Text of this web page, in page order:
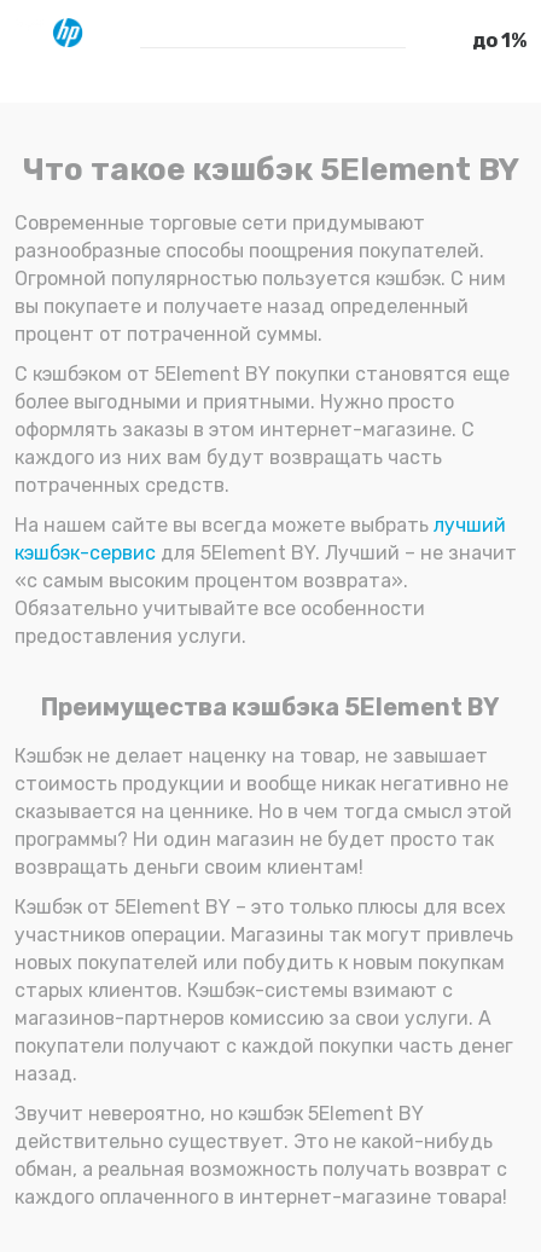
до 1%
Что такое кэшбэк 5Element BY
Современные торговые сети придумывают
разнообразные способы поощрения покупателей.
Огромной популярностью пользуется кэшбэк. С ним
вы покупаете и получаете назад определенный
процент от потраченной суммы.
С кэшбэком от 5Element BY покупки становятся еще
более выгодными и приятными. Нужно просто
оформлять заказы в этом интернет-магазине. С
каждого из них вам будут возвращать часть
потраченных средств.
На нашем сайте вы всегда можете выбрать лучший
кэшбэк-сервис для 5Element BY. Лучший – не значит
«с самым высоким процентом возврата».
Обязательно учитывайте все особенности
предоставления услуги.
Преимущества кэшбэка 5Element BY
Кэшбэк не делает наценку на товар, не завышает
стоимость продукции и вообще никак негативно не
сказывается на ценнике. Но в чем тогда смысл этой
программы? Ни один магазин не будет просто так
возвращать деньги своим клиентам!
Кэшбэк от 5Element BY – это только плюсы для всех
участников операции. Магазины так могут привлечь
новых покупателей или побудить к новым покупкам
старых клиентов. Кэшбэк-системы взимают с
магазинов-партнеров комиссию за свои услуги. А
покупатели получают с каждой покупки часть денег
назад.
Звучит невероятно, но кэшбэк 5Element BY
действительно существует. Это не какой-нибудь
обман, а реальная возможность получать возврат с
каждого оплаченного в интернет-магазине товара!